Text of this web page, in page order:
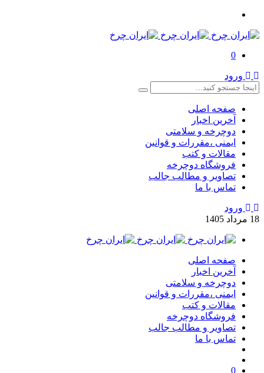
0
ورود
صفحه اصلی
آخرین اخبار
دوچرخه و سلامتی
ایمنی ،مقررات و قوانین
مقالات و کتب
فروشگاه دوچرخه
تصاویر و مطالب جالب
تماس با ما
ورود
18 مرداد 1405
صفحه اصلی
آخرین اخبار
دوچرخه و سلامتی
ایمنی ،مقررات و قوانین
مقالات و کتب
فروشگاه دوچرخه
تصاویر و مطالب جالب
تماس با ما
0